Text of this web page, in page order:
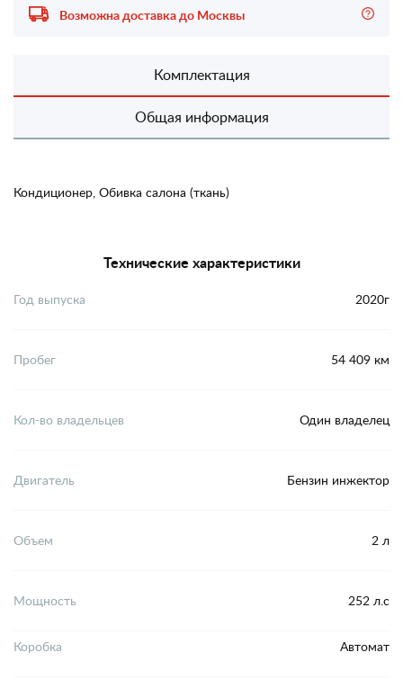
Возможна доставка до Москвы
Комплектация
Общая информация
Кондиционер, Обивка салона (ткань)
Технические характеристики
Год выпуска 2020г
Пробег 54 409 км
Кол-во владельцев Один владелец
Двигатель Бензин инжектор
Объем 2 л
Мощность 252 л.с
Коробка Автомат